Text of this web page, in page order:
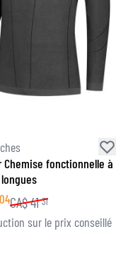
Chemise fonctionnelle à
04CA$41 31
sur le prix conseillé